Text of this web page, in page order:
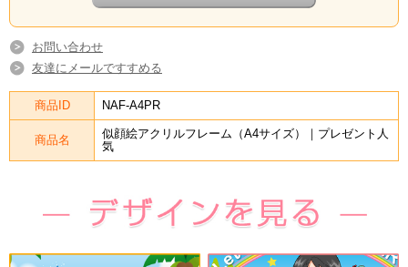
お問い合わせ
友達にメールですすめる
商品ID NAF-A4PR
商品名
似顔絵アクリルフレーム（A4サイズ）｜プレゼント人
気